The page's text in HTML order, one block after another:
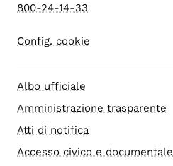
800-24-14-33
Config. cookie
Albo ufficiale
Amministrazione trasparente
Atti di notifica
Accesso civico e documentale